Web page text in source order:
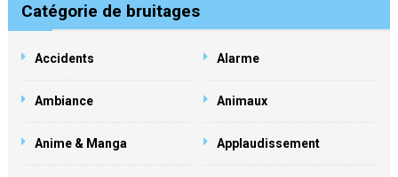
Catégorie de bruitages
Accidents Alarme
Ambiance Animaux
Anime & Manga Applaudissement